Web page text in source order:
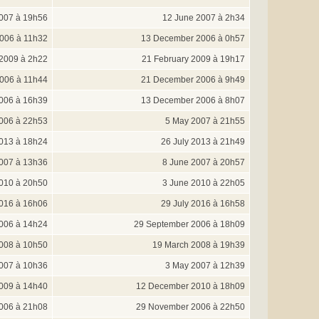
à 19h56 12 June 2007 à 2h34
à 11h32 13 December 2006 à 0h57
à 2h22 21 February 2009 à 19h17
à 11h44 21 December 2006 à 9h49
à 16h39 13 December 2006 à 8h07
à 22h53 5 May 2007 à 21h55
à 18h24 26 July 2013 à 21h49
à 13h36 8 June 2007 à 20h57
à 20h50 3 June 2010 à 22h05
à 16h06 29 July 2016 à 16h58
à 14h24 29 September 2006 à 18h09
à 10h50 19 March 2008 à 19h39
à 10h36 3 May 2007 à 12h39
à 14h40 12 December 2010 à 18h09
à 21h08 29 November 2006 à 22h50